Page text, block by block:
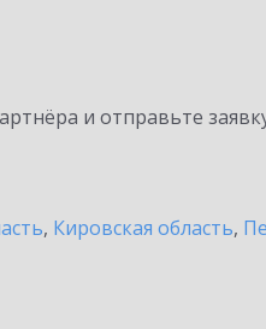
и отправьте
, Кировская область,